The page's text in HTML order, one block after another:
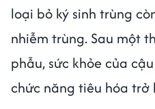
loại bỏ ký sinh trùng
nhiễm trùng. Sau một
phẫu, sức khỏe của
chức năng tiêu hóa